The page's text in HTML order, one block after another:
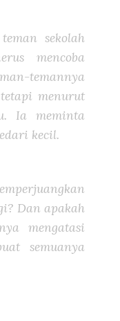
sekolah
mencoba
temannya
menurut
Ia meminta
kecil.
Dan apakah
mengatasi
semuanya